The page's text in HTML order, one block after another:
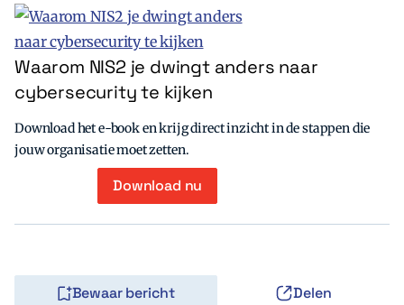
Waarom NIS2 je dwingt anders naar
cybersecurity te kijken
Download het e-book en krijg direct inzicht in de stappen die
jouw organisatie moet zetten.
Download nu
Bewaar bericht Delen